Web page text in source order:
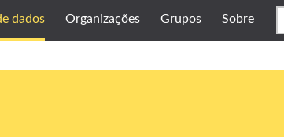
dados Organizações Grupos Sobre